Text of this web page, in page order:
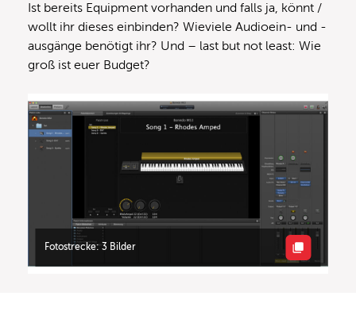
Ist bereits Equipment vorhanden und falls ja, könnt /
wollt ihr dieses einbinden? Wieviele Audioein- und -
ausgänge benötigt ihr? Und – last but not least: Wie
groß ist euer Budget?
Fotostrecke: 3 Bilder